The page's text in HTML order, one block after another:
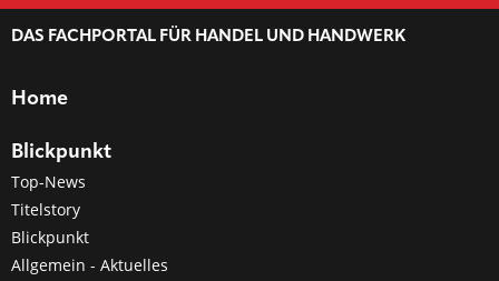
DAS FACHPORTAL FÜR HANDEL UND HANDWERK
Home
Blickpunkt
Top-News
Titelstory
Blickpunkt
Allgemein - Aktuelles